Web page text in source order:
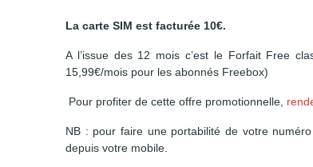
La carte SIM est facturée 10€.
A l’issue des 12 mois c’est le Forfait Free
15,99€/mois pour les abonnés Freebox)
Pour profiter de cette offre promotionnelle,
NB : pour faire une portabilité de votre
depuis votre mobile.